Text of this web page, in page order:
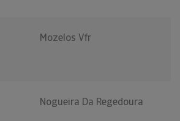
Mozelos Vfr
Nogueira Da Regedoura